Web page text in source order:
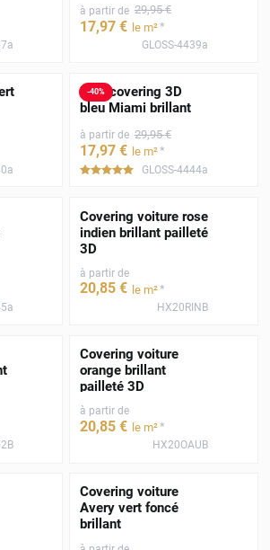
à partir de 29,95 €
17,97 € le m²*
GLOSS-4439a
-40%
Film covering 3D
bleu Miami brillant
à partir de 29,95 €
17,97 € le m²*
*****
GLOSS-4444a
Covering voiture rose
indien brillant pailleté
3D
à partir de
20,85 € le m²*
HX20RINB
Covering voiture
orange brillant
pailleté 3D
à partir de
20,85 € le m²*
HX20OAUB
Covering voiture
Avery vert foncé
brillant